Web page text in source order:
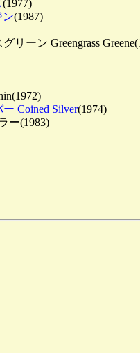
(1977)
ン(1987)
ン Greengrass
Coined Silver(1974)
(1983)